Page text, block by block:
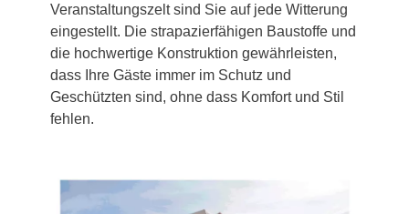
Veranstaltungszelt sind Sie auf jede Witterung
eingestellt. Die strapazierfähigen Baustoffe und
die hochwertige Konstruktion gewährleisten,
dass Ihre Gäste immer im Schutz und
Geschützten sind, ohne dass Komfort und Stil
fehlen.